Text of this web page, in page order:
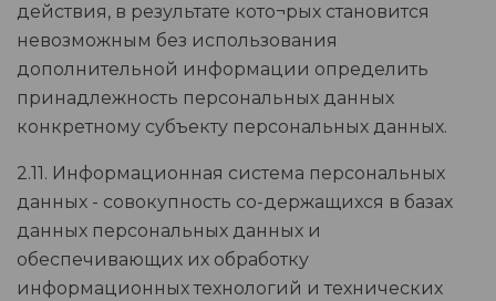
действия, в результате кото¬рых становится
невозможным без использования
дополнительной информации определить
принадлежность персональных данных
конкретному субъекту персональных данных.
2.11. Информационная система персональных
данных - совокупность со-держащихся в базах
данных персональных данных и
обеспечивающих их обработку
информационных технологий и технических